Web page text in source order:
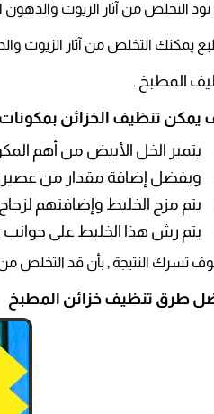
التخلص من آثار الزيوت
يمكنك التخلص من آثار الزيوت
المطبخ .
يمكن تنظيف الخزائن
يتمير الخل الأبيض من أهم
ويفضل إضافة مقدار من عصير
يتم مزج الخليط وإضافتهم
يتم رش هذا الخليط على
تسرك النتيجة , بأن قد التخلص
طرق تنظيف خزائن المطبخ